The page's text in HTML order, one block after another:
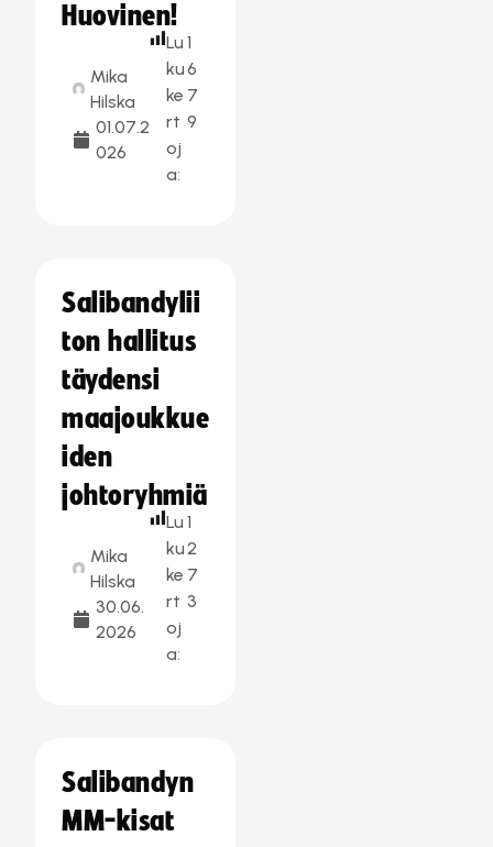
Huovinen!
Mika
Hilska
01.07.2
026
Lu
ku
ke
rt
oj
a:
1
6
7
9
Salibandylii
ton hallitus
täydensi
maajoukkue
iden
johtoryhmiä
Mika
Hilska
30.06.
2026
Lu
ku
ke
rt
oj
a:
1
2
7
3
Salibandyn
MM-kisat